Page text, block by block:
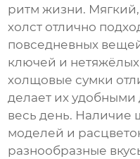
ритм жизни.
холст отлично
повседневных
ключей и
холщовые сумки
делает их
весь день. Наличие
моделей и
разнообразные